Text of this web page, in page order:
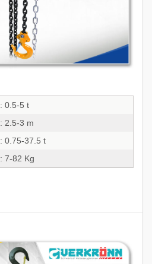
: 0.5-5 t
: 2.5-3 m
: 0.75-37.5 t
: 7-82 Kg